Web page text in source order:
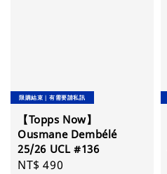
限購結束｜有需要請私訊
【Topps Now】
Ousmane Dembélé
25/26 UCL #136
Regular
NT$ 490